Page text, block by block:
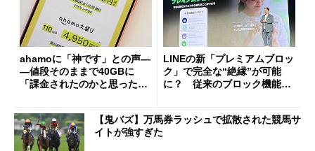
ahamoに「神です」との声―
―値段そのままで40GBに
「課金されたのかと思った」
LINEの新「プレミアムブロッ
ク」で完全な“絶縁”が可能
に？ 従来のブロック機能と
【鬼バズ】万馬券ラッシュで拡散された競馬サ
イトが強すぎた